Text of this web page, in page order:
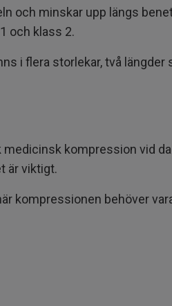
och minskar upp längs
och klass 2.
i flera storlekar, två längder
kompression vid
är viktigt.
kompressionen behöver